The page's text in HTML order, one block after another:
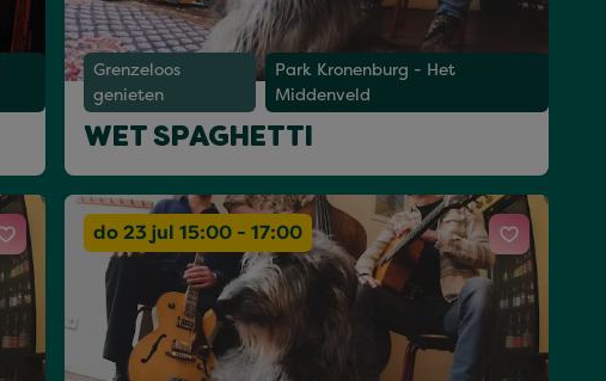
Grenzeloos
genieten
Park Kronenburg - Het
Middenveld
WET SPAGHETTI
do 23 jul 15:00 - 17:00